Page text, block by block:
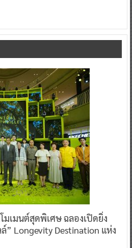
มเมนต์สุดพิเศษ ฉลองเปิดยิ่ง
” Longevity Destination แห่ง